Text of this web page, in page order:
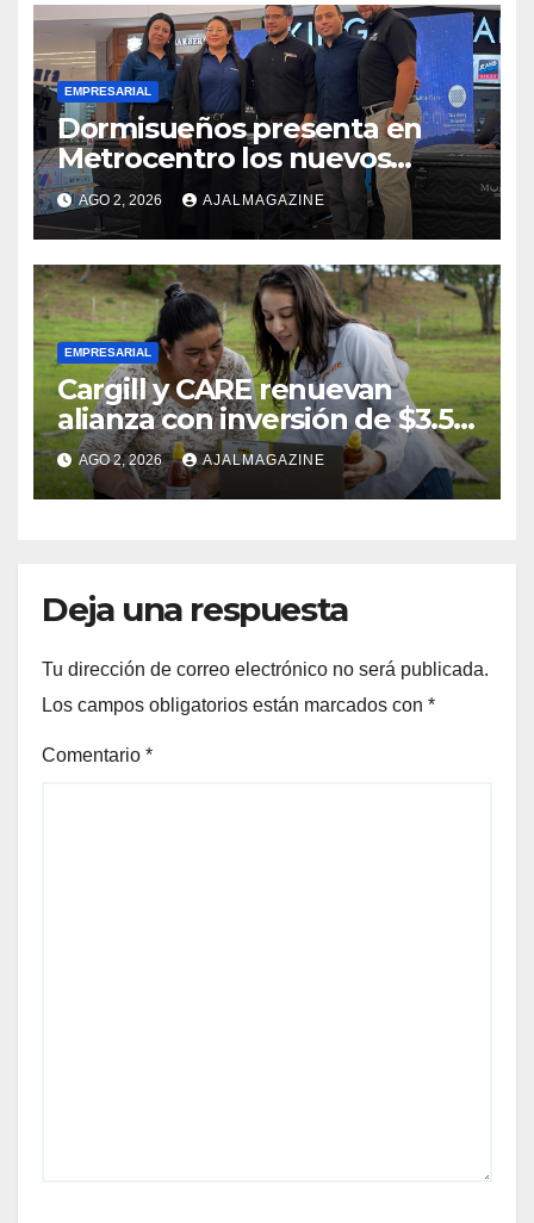
EMPRESARIAL
Dormisueños presenta en
Metrocentro los nuevos
modelos Muna Care de
Comfort Life: Innovación y
calidad en descanso
AGO 2, 2026 AJALMAGAZINE
EMPRESARIAL
Cargill y CARE renuevan
alianza con inversión de $3.5
millones para el desarrollo de
mujeres rurales en
Centroamérica
AGO 2, 2026 AJALMAGAZINE
Deja una respuesta
Tu dirección de correo electrónico no será publicada.
Los campos obligatorios están marcados con *
Comentario *